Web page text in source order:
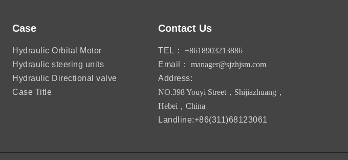
Case
Hydraulic Orbital Motor
Hydraulic steering units
Hydraulic Directional valve
Case Title
Contact Us
TEL：
+8618903213886
Email：
manager@sjzhjsm.com
Address:
NO.398 Youyi Street，Shijiazhuang，
Hebei，China
Landline:+86(311)68123061